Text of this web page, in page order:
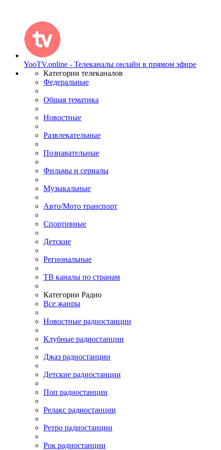
YooTV.online - Телеканалы онлайн в прямом эфире
Категории телеканалов
Федеральные
Общая тематика
Новостные
Развлекательные
Познавательные
Фильмы и сериалы
Музыкальные
Авто/Мото транспорт
Спортивные
Детские
Региональные
ТВ каналы по странам
Категории Радио
Все жанры
Новостные радиостанции
Клубные радиостанции
Джаз радиостанции
Детские радиостанции
Поп радиостанции
Релакс радиостанции
Ретро радиостанции
Рок радиостанции